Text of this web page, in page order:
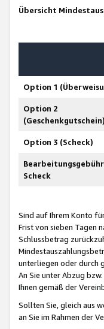
Übersicht
Option 1
Option 2
(Geschenkgutschein)
Option 3 (Scheck)
Bearbeitungsgebühr
Scheck
Sind auf Ihrem Konto
Frist von sieben Tagen
Schlussbetrag
unterliegen oder durch
An Sie unter Abzug
Ihnen gemäß der
Sollten Sie, gleich aus
an Sie im Rahmen der